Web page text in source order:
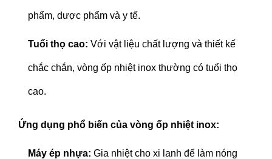
phẩm, dược phẩm và y tế.
Tuổi thọ cao: Với vật liệu chất lượng và thiết kế
chắc chắn, vòng ốp nhiệt inox thường có tuổi thọ
cao.
Ứng dụng phổ biến của vòng ốp nhiệt inox:
Máy ép nhựa: Gia nhiệt cho xi lanh để làm nóng